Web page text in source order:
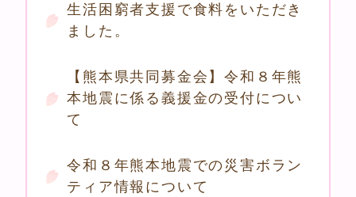
生活困窮者支援で食料をいただき
ました。
【熊本県共同募金会】令和８年熊
本地震に係る義援金の受付につい
て
令和８年熊本地震での災害ボラン
ティア情報について